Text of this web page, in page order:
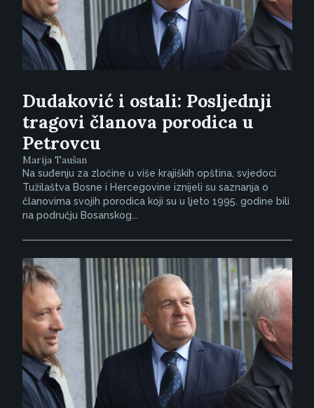
Dudaković i ostali: Posljednji
tragovi članova porodica u
Petrovcu
Marija Taušan
Na suđenju za zločine u više krajiških opština, svjedoci
Tužilaštva Bosne i Hercegovine iznijeli su saznanja o
članovima svojih porodica koji su u ljeto 1995. godine bili
na području Bosanskog...